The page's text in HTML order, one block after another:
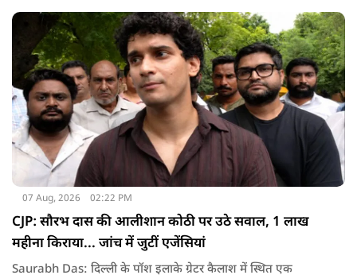
देश के सामने साफ हो रही है. और जब हारते हैं, तो रोना रोते हैं."
07 Aug, 2026 02:22 PM
CJP: सौरभ दास की आलीशान कोठी पर उठे सवाल, 1 लाख
महीना किराया... जांच में जुटीं एजेंसियां
Saurabh Das: दिल्ली के पॉश इलाके ग्रेटर कैलाश में स्थित एक